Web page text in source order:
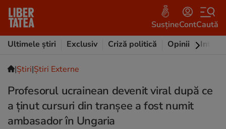
SusțineContCaută
Ultimele știri
Exclusiv Criză politică Opinii
|Ştiri|Știri Externe
Profesorul ucrainean devenit viral după ce
a ținut cursuri din tranșee a fost numit
ambasador în Ungaria